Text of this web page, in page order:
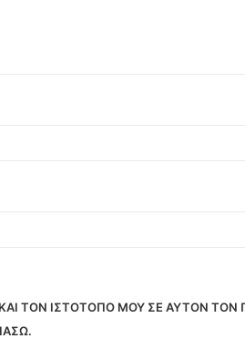
ΤΟΝ ΙΣΤΌΤΟΠΟ ΜΟΥ ΣΕ ΑΥΤΌΝ ΤΟΝ